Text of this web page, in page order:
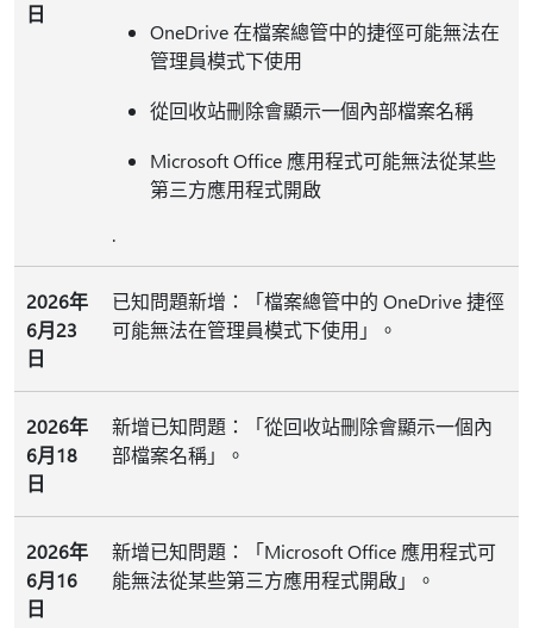
日
OneDrive 在檔案總管中的捷徑可能無法在
管理員模式下使用
從回收站刪除會顯示一個內部檔案名稱
Microsoft Office 應用程式可能無法從某些
第三方應用程式開啟
.
2026年
6月23
日
已知問題新增：「檔案總管中的 OneDrive 捷徑
可能無法在管理員模式下使用」。
2026年
6月18
日
新增已知問題：「從回收站刪除會顯示一個內
部檔案名稱」。
2026年
6月16
日
新增已知問題：「Microsoft Office 應用程式可
能無法從某些第三方應用程式開啟」。